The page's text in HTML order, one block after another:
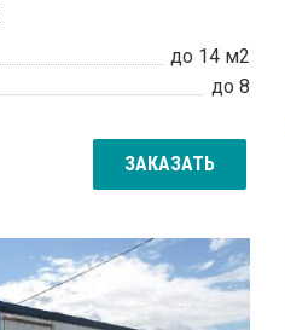
до 14 м2
до 8
ЗАКАЗАТЬ